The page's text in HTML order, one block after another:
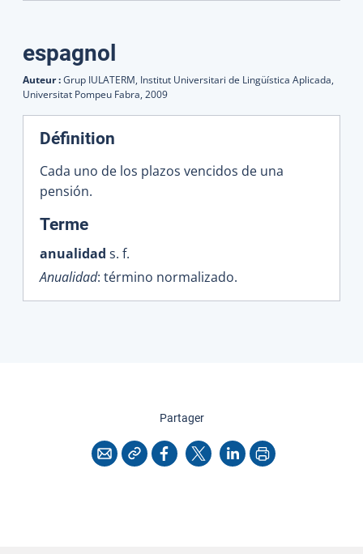
espagnol
Auteur :Grup IULATERM, Institut Universitari de Lingüística Aplicada,
Universitat Pompeu Fabra, 2009
Définition
Cada uno de los plazos vencidos de una
pensión.
Terme:
anualidad s. f.
Anualidad: término normalizado.
Partagercette page
CourrielCopier l'adresse
Facebook
X LinkedInImprimer